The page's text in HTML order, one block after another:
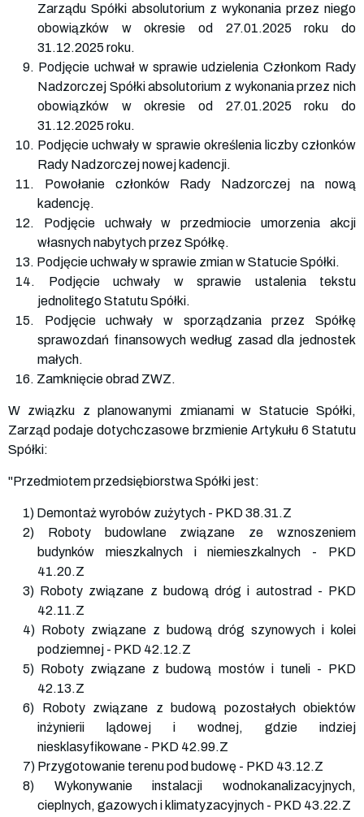
Zarządu Spółki absolutorium z wykonania przez niego
obowiązków w okresie od 27.01.2025 roku do
31.12.2025 roku.
9. Podjęcie uchwał w sprawie udzielenia Członkom Rady
Nadzorczej Spółki absolutorium z wykonania przez nich
obowiązków w okresie od 27.01.2025 roku do
31.12.2025 roku.
10. Podjęcie uchwały w sprawie określenia liczby członków
Rady Nadzorczej nowej kadencji.
11. Powołanie członków Rady Nadzorczej na nową
kadencję.
12. Podjęcie uchwały w przedmiocie umorzenia akcji
własnych nabytych przez Spółkę.
13. Podjęcie uchwały w sprawie zmian w Statucie Spółki.
14. Podjęcie uchwały w sprawie ustalenia tekstu
jednolitego Statutu Spółki.
15. Podjęcie uchwały w sporządzania przez Spółkę
sprawozdań finansowych według zasad dla jednostek
małych.
16. Zamknięcie obrad ZWZ.
W związku z planowanymi zmianami w Statucie Spółki,
Zarząd podaje dotychczasowe brzmienie Artykułu 6 Statutu
Spółki:
"Przedmiotem przedsiębiorstwa Spółki jest:
1) Demontaż wyrobów zużytych - PKD 38.31.Z
2) Roboty budowlane związane ze wznoszeniem
budynków mieszkalnych i niemieszkalnych - PKD
41.20.Z
3) Roboty związane z budową dróg i autostrad - PKD
42.11.Z
4) Roboty związane z budową dróg szynowych i kolei
podziemnej - PKD 42.12.Z
5) Roboty związane z budową mostów i tuneli - PKD
42.13.Z
6) Roboty związane z budową pozostałych obiektów
inżynierii lądowej i wodnej, gdzie indziej
niesklasyfikowane - PKD 42.99.Z
7) Przygotowanie terenu pod budowę - PKD 43.12.Z
8) Wykonywanie instalacji wodnokanalizacyjnych,
cieplnych, gazowych i klimatyzacyjnych - PKD 43.22.Z